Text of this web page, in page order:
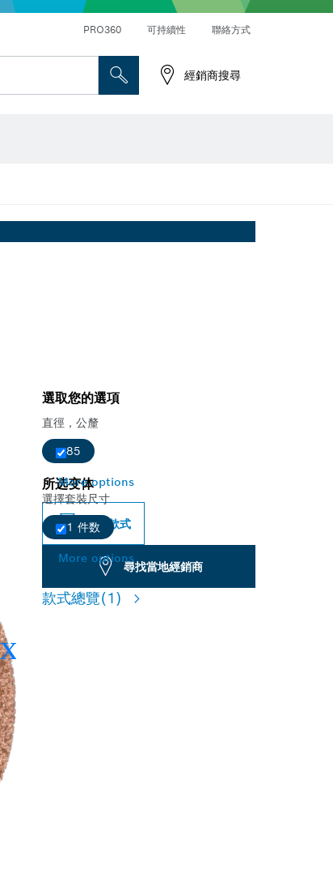
PRO360 可持續性 聯絡方式
經銷商搜尋
選取您的選項
直徑，公釐
85
More options
選擇套裝尺寸
1 件数
More options
所选变体
變更款式
尋找當地經銷商
款式總覽(1)